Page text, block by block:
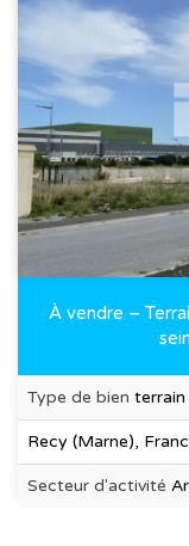
À vendre –
Type de bien terrain
Recy (Marne),
Secteur d'activité